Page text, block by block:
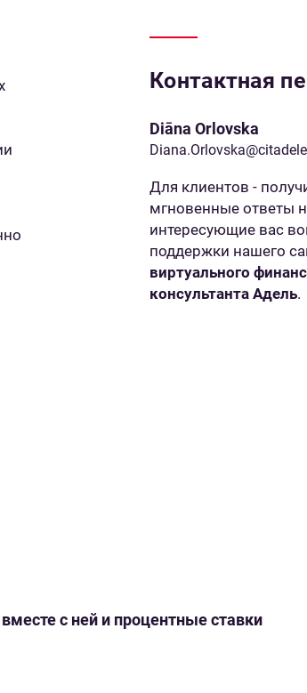
Контактная
Diāna Orlovska
Для клиентов -
мгновенные ответы
интересующие вас
поддержки нашего
виртуального
консультанта Адель.
с ней и процентные ставки